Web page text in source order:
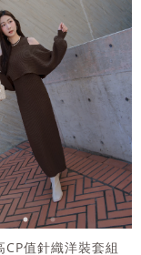
CP值針織洋裝套組